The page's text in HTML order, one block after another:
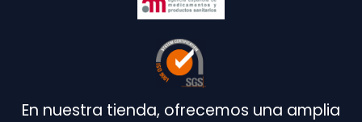
En nuestra tienda, ofrecemos una amplia